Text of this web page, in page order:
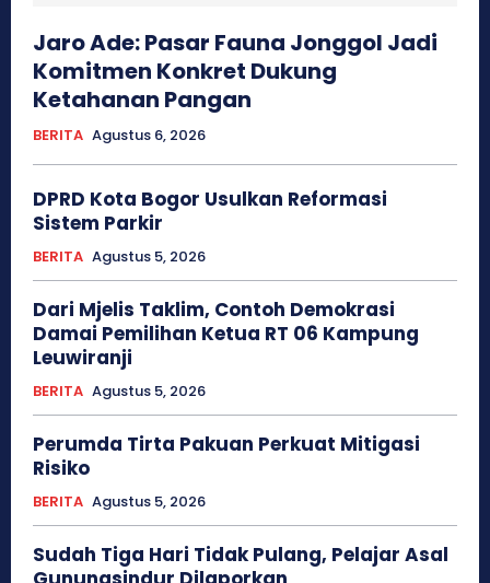
Jaro Ade: Pasar Fauna Jonggol Jadi
Komitmen Konkret Dukung
Ketahanan Pangan
BERITA Agustus 6, 2026
DPRD Kota Bogor Usulkan Reformasi
Sistem Parkir
BERITA Agustus 5, 2026
Dari Mjelis Taklim, Contoh Demokrasi
Damai Pemilihan Ketua RT 06 Kampung
Leuwiranji
BERITA Agustus 5, 2026
Perumda Tirta Pakuan Perkuat Mitigasi
Risiko
BERITA Agustus 5, 2026
Sudah Tiga Hari Tidak Pulang, Pelajar Asal